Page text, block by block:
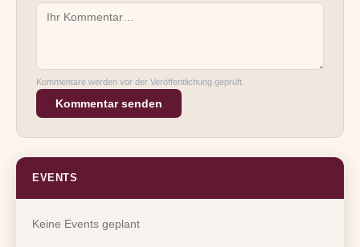
Kommentare werden vor der Veröffentlichung geprüft.
Kommentar senden
EVENTS
Keine Events geplant